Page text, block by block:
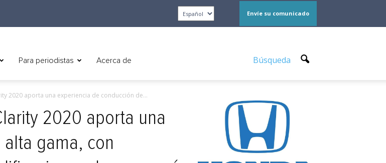
Envíe su comunicado
Para periodistas Acerca de Búsqueda
2020 aporta una experiencia de conducción de...
2020 aporta una
gama, con